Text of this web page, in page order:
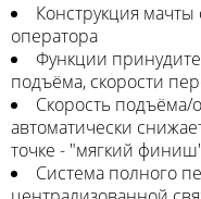
Конструкция
оператора
Функции
подъёма, скорости
Скорость подъёма/
автоматически
точке - "мягкий
Система полного